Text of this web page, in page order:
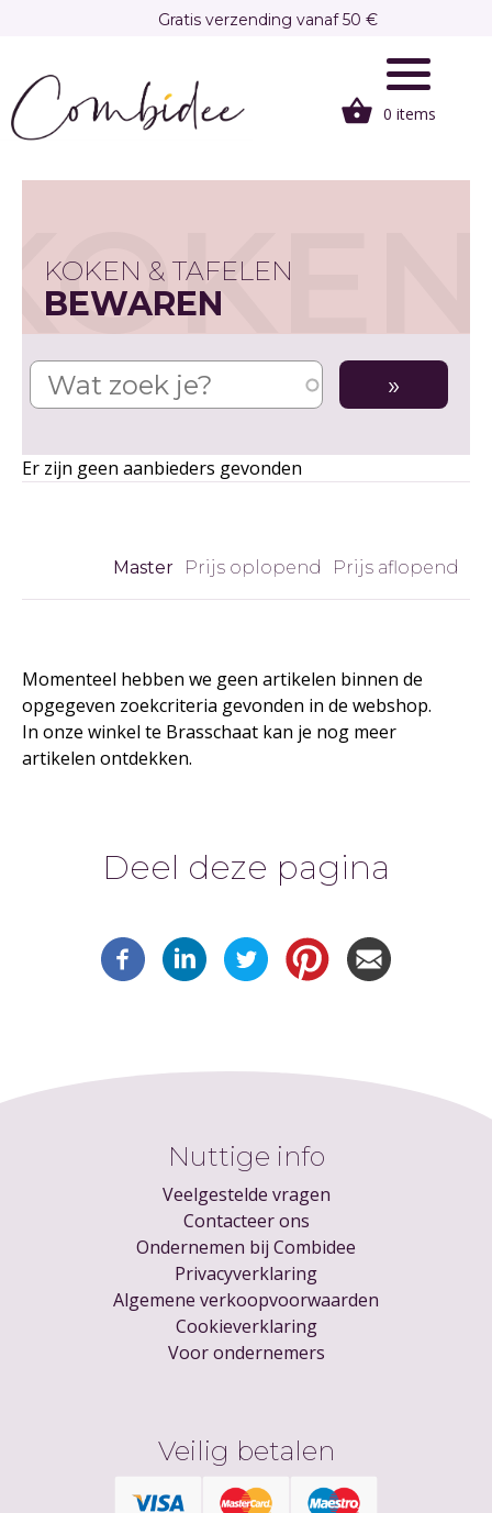
inhoud
gaan
Gratis verzending vanaf 50 €
0 items
KOKEN & TAFELEN
BEWAREN
Er zijn geen aanbieders gevonden
Master Prijs oplopend Prijs aflopend
Momenteel hebben we geen artikelen binnen de
opgegeven zoekcriteria gevonden in de webshop.
In onze winkel te Brasschaat kan je nog meer
artikelen ontdekken.
Deel deze pagina
Nuttige info
Veelgestelde vragen
Contacteer ons
Ondernemen bij Combidee
Privacyverklaring
Algemene verkoopvoorwaarden
Cookieverklaring
Voor ondernemers
Veilig betalen